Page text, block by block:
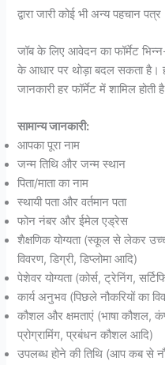
द्वारा जारी कोई भी अन्य पहचान
जॉब के लिए आवेदन का फॉर्मेट
के आधार पर थोड़ा बदल सकता है।
जानकारी हर फॉर्मेट में शामिल
सामान्य जानकारी:
आपका पूरा नाम
जन्म तिथि और जन्म स्थान
पिता/माता का नाम
स्थायी पता और वर्तमान पता
फोन नंबर और ईमेल एड्रेस
शैक्षणिक योग्यता (स्कूल से लेकर
विवरण, डिग्री, डिप्लोमा आदि)
पेशेवर योग्यता (कोर्स, ट्रेनिंग,
कार्य अनुभव (पिछले नौकरियों का
कौशल और क्षमताएं (भाषा कौशल,
प्रोग्रामिंग, प्रबंधन कौशल आदि)
उपलब्ध होने की तिथि (आप कब से